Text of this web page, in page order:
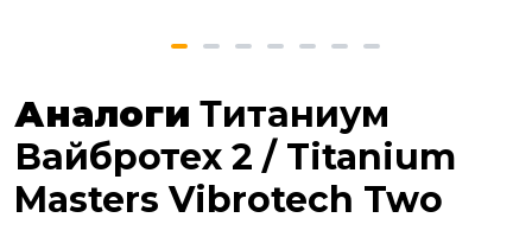
Аналоги Титаниум
Вайбротех 2 / Titanium
Masters Vibrotech Two